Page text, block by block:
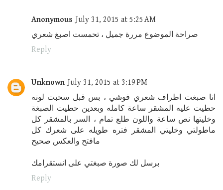
Anonymous July 31, 2015 at 5:25 AM
صراحة الموضوع مررة جميل ، تحمست اصبغ شعري
Reply
Unknown July 31, 2015 at 3:19 PM
انا صبغت اطراف شعري فوشي ، بس قبل سحبت لونه
حطيت عليه المشقر ساعة كامله وبعدين حطيت الصبغة
وخليتها نص ساعة واللون طلع تمام ، السر بالمشقر كل
ماطولتي وخليتي المشقر فتره طويله على شعرك كل
مافتح والعكس صحيح
برسل لك صورة صبغتي على انستقرامك
Reply